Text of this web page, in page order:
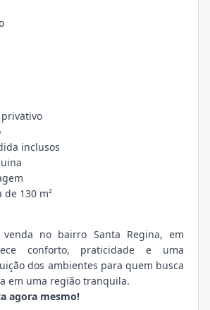
privativo
inclusos
de 130 m²
no bairro Santa Regina, em
conforto, praticidade e uma
dos ambientes para quem busca
em uma região tranquila.
agora mesmo!